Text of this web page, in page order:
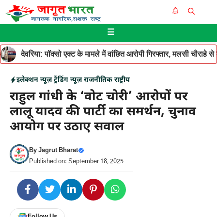
Skip
to
☰
देवरिया: पॉक्सो एक्ट के मामले में वांछित आरोपी गिरफ्तार, मलसी चौराहे
इलेक्शन न्यूज़ ट्रेंडिंग न्यूज़ राजनीतिक राष्ट्रीय
राहुल गांधी के ‘वोट चोरी’ आरोपों पर
लालू यादव की पार्टी का समर्थन, चुनाव
आयोग पर उठाए सवाल
ByJagrut Bharat
Published on: September 18, 2025